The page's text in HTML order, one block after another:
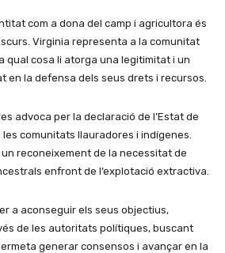
com a dona del camp i agricultora és
Virginia representa a la comunitat
qual cosa li atorga una legitimitat i un
en la defensa dels seus drets i recursos.
advoca per la declaració de l’Estat de
comunitats llauradores i indígenes.
reconeixement de la necessitat de
enfront de l’explotació extractiva.
a aconseguir els seus objectius,
de les autoritats polítiques, buscant
generar consensos i avançar en la